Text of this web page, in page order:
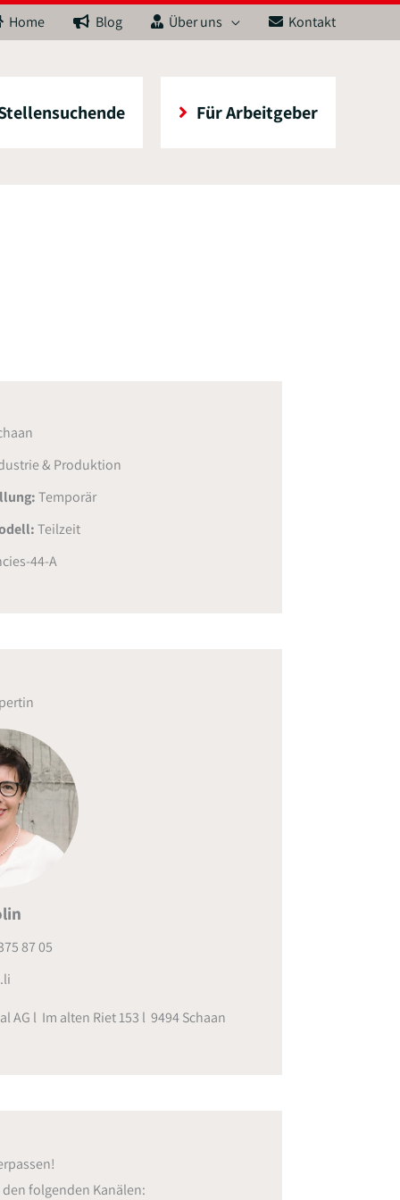
Home Blog Über uns Kontakt
Für Arbeitgeber
& Produktion
Temporär
Teilzeit
44-A
87 05
AG l Im alten Riet 153 l 9494 Schaan
folgenden Kanälen: